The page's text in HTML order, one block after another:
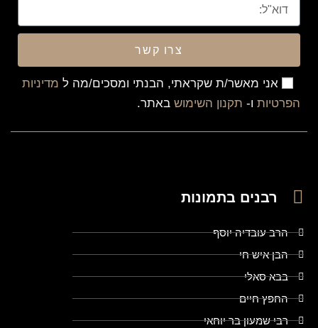
אני מאשר/ת שקראתי, הבנתי ומסכים/מה ל מדיניות
הפרטיות ו- תקנון השימוש באתר.
צרו קשר
רבנים בתמונות
הרב עובדיה יוסף
הבן איש חי
בבא סאלי
החפץ חיים
רבי שמעון בר יוחאי